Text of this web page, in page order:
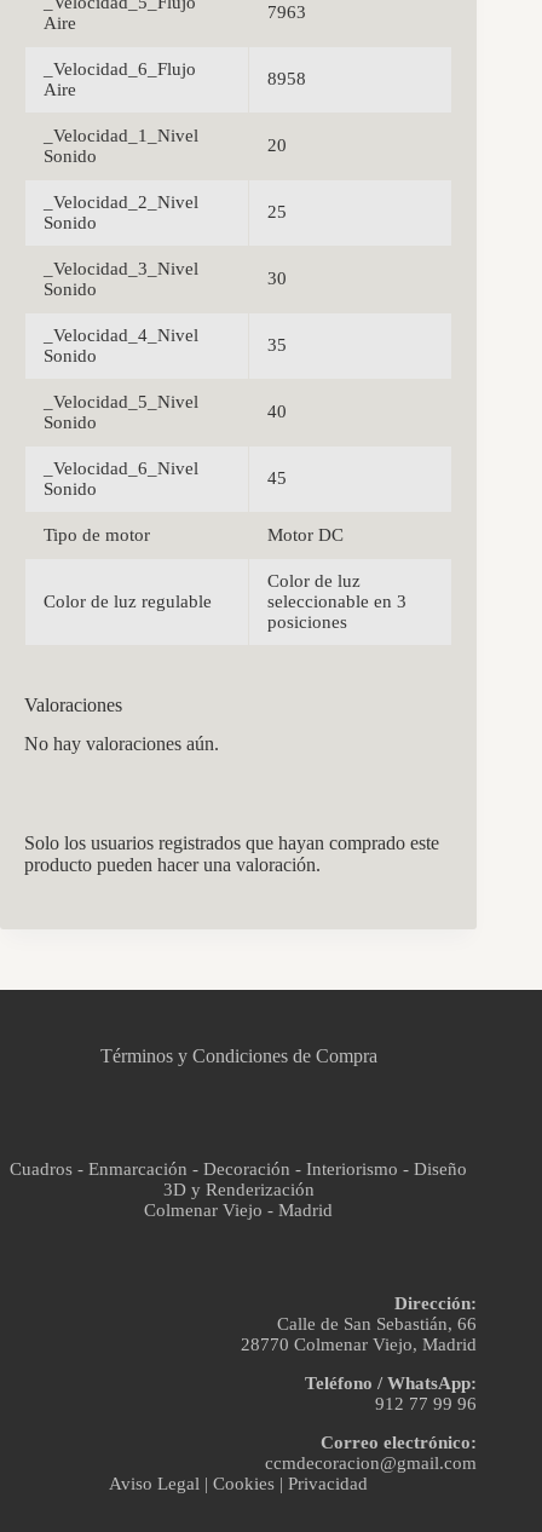
Aire
7963
_Velocidad_6_Flujo
Aire
8958
_Velocidad_1_Nivel
Sonido
20
_Velocidad_2_Nivel
Sonido
25
_Velocidad_3_Nivel
Sonido
30
_Velocidad_4_Nivel
Sonido
35
_Velocidad_5_Nivel
Sonido
40
_Velocidad_6_Nivel
Sonido
45
Tipo de motor Motor DC
Color de luz regulable
Color de luz
seleccionable en 3
posiciones
Valoraciones
No hay valoraciones aún.
Solo los usuarios registrados que hayan comprado este
producto pueden hacer una valoración.
Términos y Condiciones de Compra
Cuadros - Enmarcación - Decoración - Interiorismo - Diseño
3D y Renderización
Colmenar Viejo - Madrid
Dirección:
Calle de San Sebastián, 66
28770 Colmenar Viejo, Madrid
Teléfono / WhatsApp:
912 77 99 96
Correo electrónico:
ccmdecoracion@gmail.com
Aviso Legal |Cookies |Privacidad
Asistente virtual · En línea